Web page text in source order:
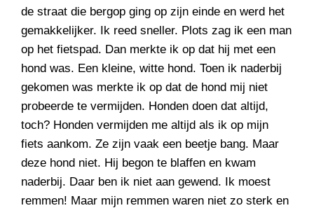
de straat die bergop ging op zijn einde en werd het
gemakkelijker. Ik reed sneller. Plots zag ik een man
op het fietspad. Dan merkte ik op dat hij met een
hond was. Een kleine, witte hond. Toen ik naderbij
gekomen was merkte ik op dat de hond mij niet
probeerde te vermijden. Honden doen dat altijd,
toch? Honden vermijden me altijd als ik op mijn
fiets aankom. Ze zijn vaak een beetje bang. Maar
deze hond niet. Hij begon te blaffen en kwam
naderbij. Daar ben ik niet aan gewend. Ik moest
remmen! Maar mijn remmen waren niet zo sterk en